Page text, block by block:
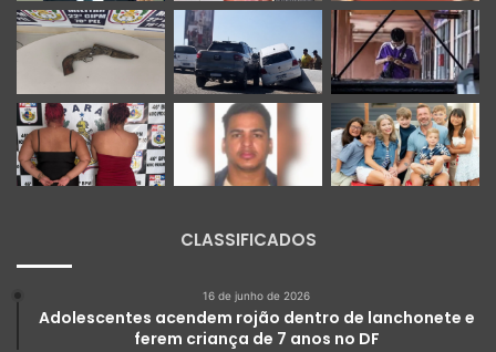
CLASSIFICADOS
16 de junho de 2026
Adolescentes acendem rojão dentro de lanchonete e
ferem criança de 7 anos no DF